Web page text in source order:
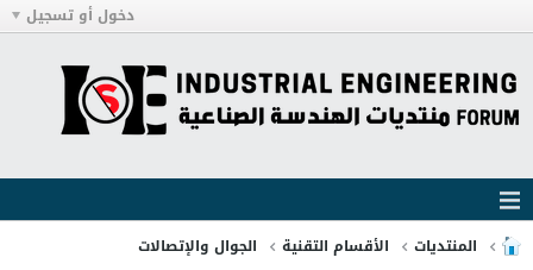
دخول أو تسجيل
المنتديات الأقسام التقنية الجوال والإتصالات